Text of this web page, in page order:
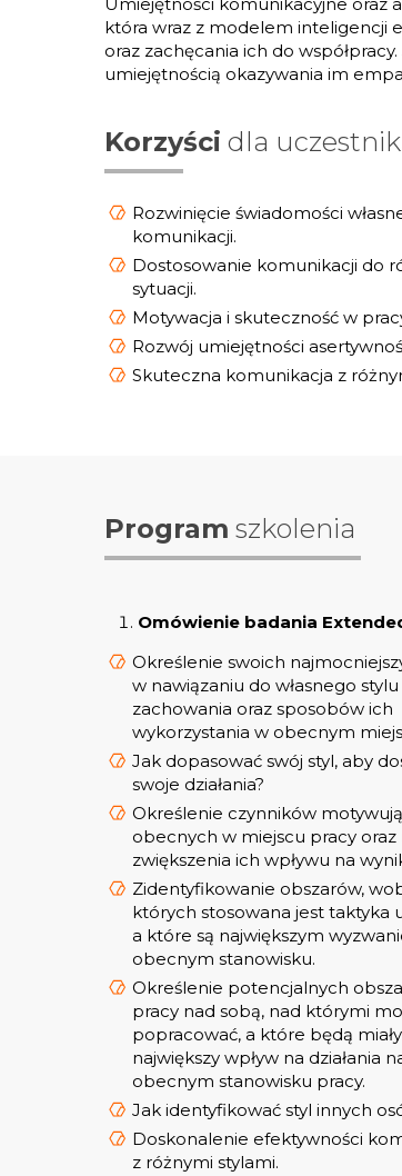
która wraz z modelem inteligencji
oraz zachęcania ich do
umiejętnością okazywania im
Korzyści dla
Rozwinięcie świadomości
komunikacji.
Dostosowanie komunikacji do
sytuacji.
Motywacja i skuteczność w
Rozwój umiejętności
Skuteczna komunikacja z
Program szkolenia
Omówienie badania
Określenie swoich
w nawiązaniu do własnego stylu
zachowania oraz sposobów ich
wykorzystania w obecnym
Jak dopasować swój styl, aby
swoje działania?
Określenie czynników
obecnych w miejscu pracy
zwiększenia ich wpływu na
Zidentyfikowanie obszarów,
których stosowana jest taktyka
a które są największym
obecnym stanowisku.
Określenie potencjalnych
pracy nad sobą, nad którymi
popracować, a które będą miały
największy wpływ na działania
obecnym stanowisku pracy.
Jak identyfikować styl innych
Doskonalenie efektywności
z różnymi stylami.